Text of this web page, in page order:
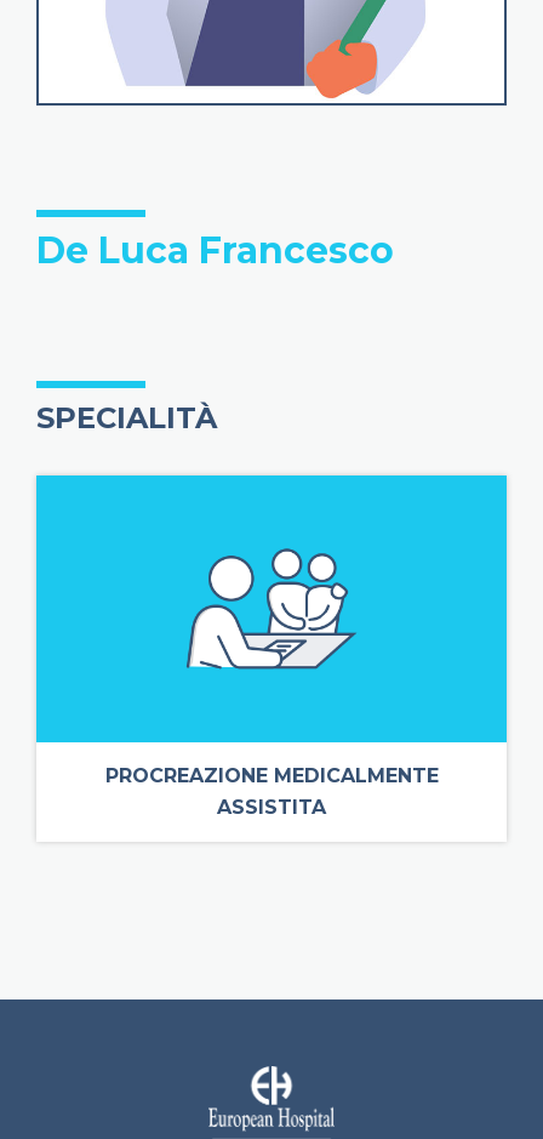
De Luca Francesco
SPECIALITÀ
PROCREAZIONE MEDICALMENTE
ASSISTITA